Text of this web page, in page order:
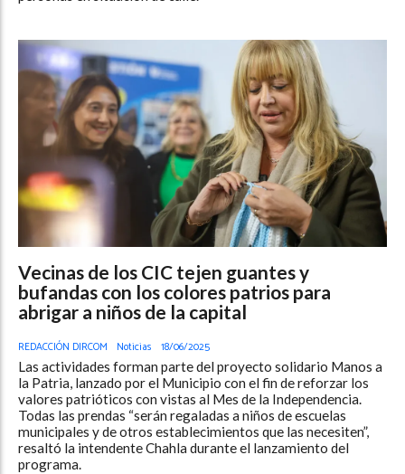
Vecinas de los CIC tejen guantes y
bufandas con los colores patrios para
abrigar a niños de la capital
REDACCIÓN DIRCOM Noticias 18/06/2025
Las actividades forman parte del proyecto solidario Manos a
la Patria, lanzado por el Municipio con el fin de reforzar los
valores patrióticos con vistas al Mes de la Independencia.
Todas las prendas “serán regaladas a niños de escuelas
municipales y de otros establecimientos que las necesiten”,
resaltó la intendente Chahla durante el lanzamiento del
programa.